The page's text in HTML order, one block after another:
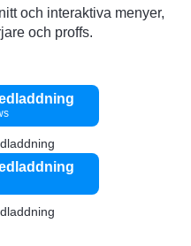
och interaktiva menyer,
och proffs.